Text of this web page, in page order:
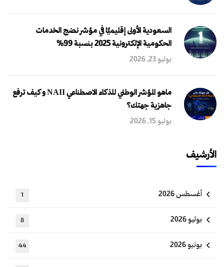
السعودية الأولى إقليميًا في مؤشر نضج الخدمات
الحكومية الإلكترونية 2025 بنسبة 99%
يوليو 23, 2026
ماهو المؤشر الوطني للذكاء الاصطناعي NAII و كيف ترفع
جاهزية جهتك؟
يوليو 15, 2026
الأرشيف
أغسطس 2026 1
يوليو 2026 8
يونيو 2026 44